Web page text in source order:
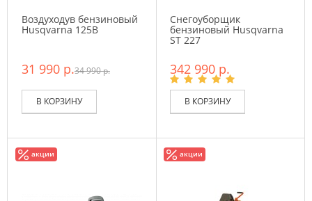
Воздуходув бензиновый
Husqvarna 125B
31 990 р.34 990 р.
В КОРЗИНУ
Снегоуборщик
бензиновый Husqvarna
ST 227
342 990 р.
В КОРЗИНУ
акции акции